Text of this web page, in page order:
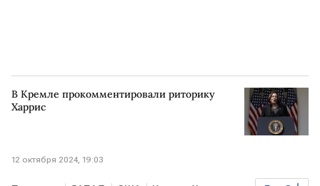
В Кремле прокомментировали риторику
Харрис
12 октября 2024, 19:03